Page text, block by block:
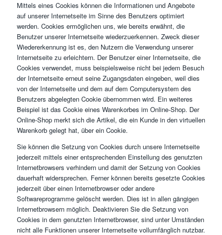
Mittels eines Cookies können die Informationen und Angebote
auf unserer Internetseite im Sinne des Benutzers optimiert
werden. Cookies ermöglichen uns, wie bereits erwähnt, die
Benutzer unserer Internetseite wiederzuerkennen. Zweck dieser
Wiedererkennung ist es, den Nutzern die Verwendung unserer
Internetseite zu erleichtern. Der Benutzer einer Internetseite, die
Cookies verwendet, muss beispielsweise nicht bei jedem Besuch
der Internetseite erneut seine Zugangsdaten eingeben, weil dies
von der Internetseite und dem auf dem Computersystem des
Benutzers abgelegten Cookie übernommen wird. Ein weiteres
Beispiel ist das Cookie eines Warenkorbes im Online-Shop. Der
Online-Shop merkt sich die Artikel, die ein Kunde in den virtuellen
Warenkorb gelegt hat, über ein Cookie.
Sie können die Setzung von Cookies durch unsere Internetseite
jederzeit mittels einer entsprechenden Einstellung des genutzten
Internetbrowsers verhindern und damit der Setzung von Cookies
dauerhaft widersprechen. Ferner können bereits gesetzte Cookies
jederzeit über einen Internetbrowser oder andere
Softwareprogramme gelöscht werden. Dies ist in allen gängigen
Internetbrowsern möglich. Deaktivieren Sie die Setzung von
Cookies in dem genutzten Internetbrowser, sind unter Umständen
nicht alle Funktionen unserer Internetseite vollumfänglich nutzbar.